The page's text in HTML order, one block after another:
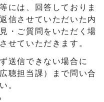
には、回答しておりま
信させていただいた内
・ご質問をいただく場
せていただきます。
送信できない場合に
聴担当課）まで問い合
。